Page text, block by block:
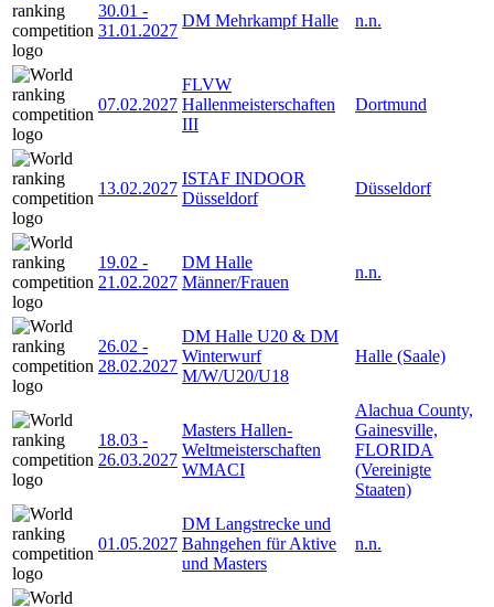
30.01 -
31.01.2027
DM Mehrkampf Halle n.n.
07.02.2027
FLVW
Hallenmeisterschaften
III
Dortmund
13.02.2027
ISTAF INDOOR
Düsseldorf
Düsseldorf
19.02 -
21.02.2027
DM Halle
Männer/Frauen
n.n.
26.02 -
28.02.2027
DM Halle U20 & DM
Winterwurf
M/W/U20/U18
Halle (Saale)
18.03 -
26.03.2027
Masters Hallen-
Weltmeisterschaften
WMACI
Alachua County,
Gainesville,
FLORIDA
(Vereinigte
Staaten)
01.05.2027
DM Langstrecke und
Bahngehen für Aktive
und Masters
n.n.